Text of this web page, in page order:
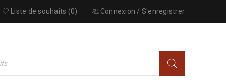
Connexion / S'enregistrer
Liste de souhaits (0)